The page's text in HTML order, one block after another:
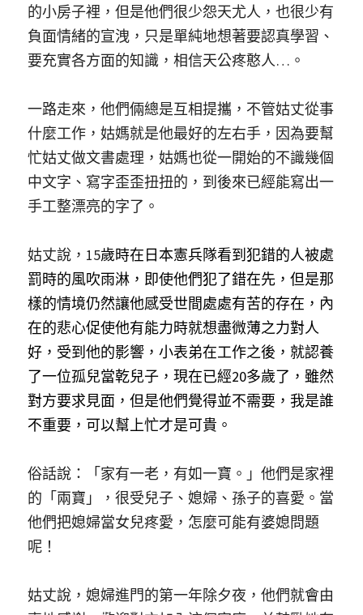
的小房子裡，但是他們很少怨天尤人，也很少有
負面情緒的宣洩，只是單純地想著要認真學習、
要充實各方面的知識，相信天公疼憨人…。
一路走來，他們倆總是互相提攜，不管姑丈從事
什麼工作，姑媽就是他最好的左右手，因為要幫
忙姑丈做文書處理，姑媽也從一開始的不識幾個
中文字、寫字歪歪扭扭的，到後來已經能寫出一
手工整漂亮的字了。
姑丈說，15歲時在日本憲兵隊看到犯錯的人被處
罰時的風吹雨淋，即使他們犯了錯在先，但是那
樣的情境仍然讓他感受世間處處有苦的存在，內
在的悲心促使他有能力時就想盡微薄之力對人
好，受到他的影響，小表弟在工作之後，就認養
了一位孤兒當乾兒子，現在已經20多歲了，雖然
對方要求見面，但是他們覺得並不需要，我是誰
不重要，可以幫上忙才是可貴。
俗話說：「家有一老，有如一寶。」他們是家裡
的「兩寶」，很受兒子、媳婦、孫子的喜愛。當
他們把媳婦當女兒疼愛，怎麼可能有婆媳問題
呢！
姑丈說，媳婦進門的第一年除夕夜，他們就會由